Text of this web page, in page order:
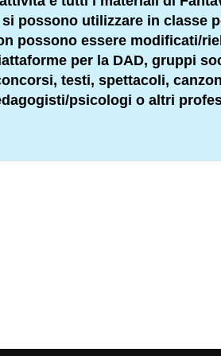
possono utilizzare in classe
possono essere modificati/
per la DAD, gruppi
testi, spettacoli,
/psicologi o altri